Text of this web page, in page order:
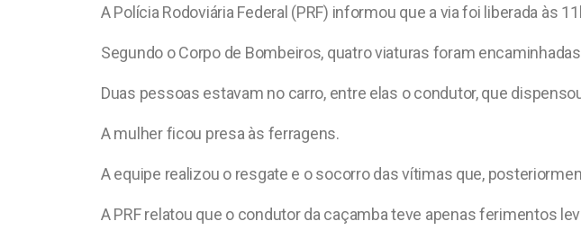
A Polícia Rodoviária Federal (PRF) informou que a via foi liberada às
Segundo o Corpo de Bombeiros, quatro viaturas foram
Duas pessoas estavam no carro, entre elas o condutor, que
A mulher ficou presa às ferragens.
A equipe realizou o resgate e o socorro das vítimas que,
A PRF relatou que o condutor da caçamba teve apenas ferimentos